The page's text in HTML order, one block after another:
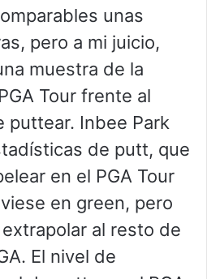
unas
pero a mi juicio,
muestra de la
Tour frente al
puttear. Inbee Park
de putt, que
en el PGA Tour
en green, pero
al resto de
El nivel de